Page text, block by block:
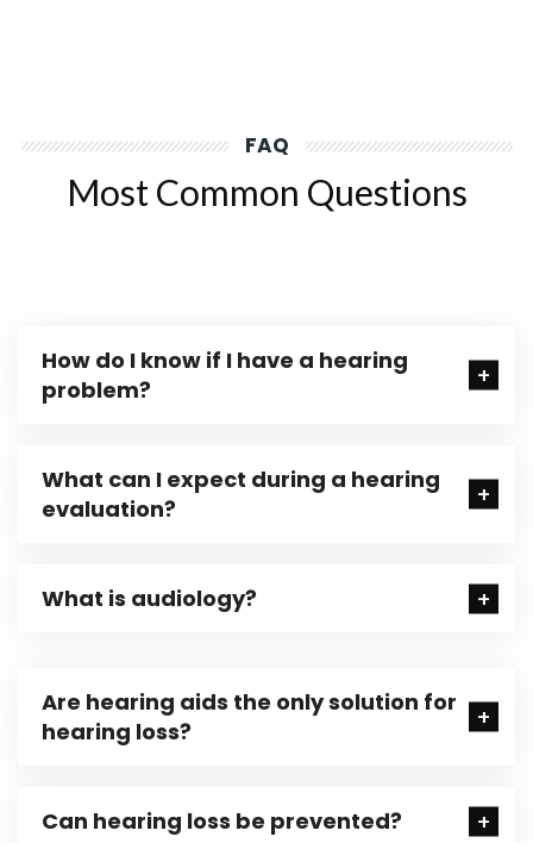
FAQ
Most Common Questions
How do I know if I have a hearing
problem?
What can I expect during a hearing
evaluation?
What is audiology?
Are hearing aids the only solution for
hearing loss?
Can hearing loss be prevented?